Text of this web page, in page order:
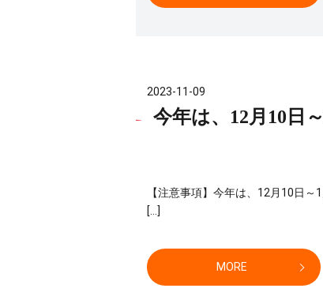
2023-11-09
今年は、12月10日
【注意事項】今年は、12月10日
[…]
MORE